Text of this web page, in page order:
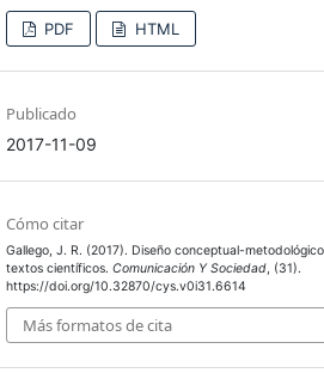
PDF HTML
Publicado
2017-11-09
Cómo citar
Gallego, J. R. (2017). Diseño conceptual-
textos científicos. Comunicación Y Sociedad, (31).
https://doi.org/10.32870/cys.v0i31.6614
Más formatos de cita